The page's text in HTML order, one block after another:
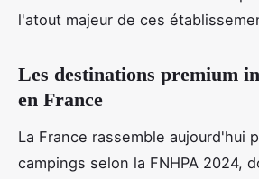
l'atout majeur de ces
Les destinations premium
en France
La France rassemble aujourd'hui
campings selon la FNHPA 2024,